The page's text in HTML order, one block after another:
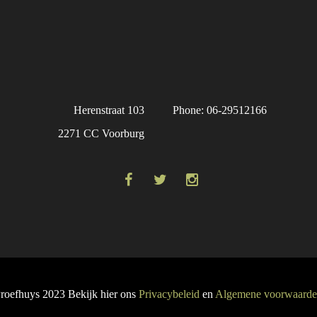
Phone: 06-29512166
Herenstraat 103
2271 CC Voorburg
2023 Bekijk hier ons Privacybeleid en Algemene